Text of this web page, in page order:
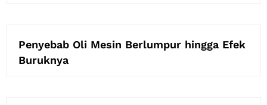
Penyebab Oli Mesin Berlumpur hingga Efek
Buruknya